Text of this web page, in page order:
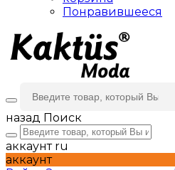
Понравившееся
назад Поиск
аккаунт ru
аккаунт